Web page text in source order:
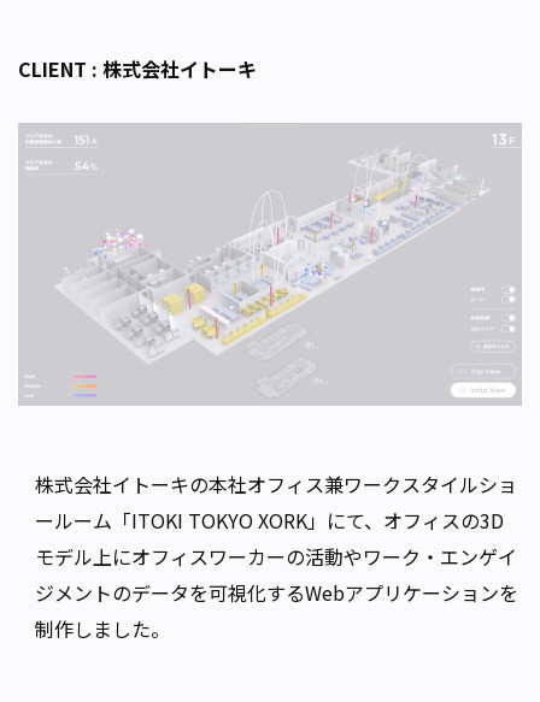
CLIENT : 株式会社イトーキ
株式会社イトーキの本社オフィス兼ワークスタイルショ
ールーム「ITOKI TOKYO XORK」にて、オフィスの3D
モデル上にオフィスワーカーの活動やワーク・エンゲイ
ジメントのデータを可視化するWebアプリケーションを
制作しました。